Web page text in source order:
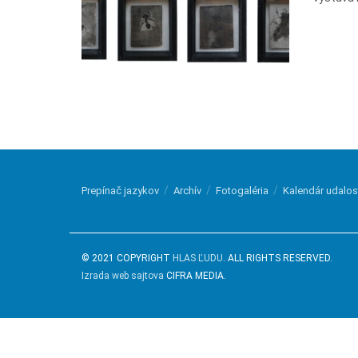
Prepínač jazykov Archív Fotogaléria Kalendár
© 2021 COPYRIGHT HLAS ĽUDU. ALL RIGHTS RESERVED.
Izrada web sajtova CIFRA MEDIA.